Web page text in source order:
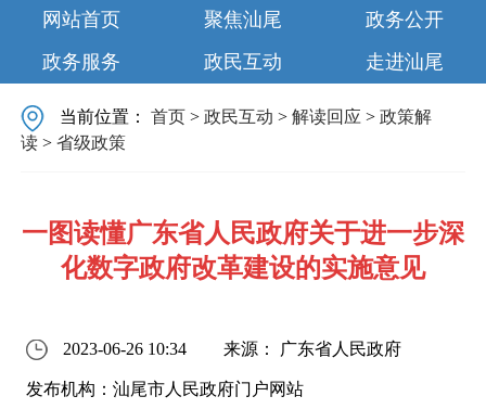
网站首页 聚焦汕尾
政务公开
政务服务
政民互动 走进汕尾
当前位置：首页 >政民互动 >解读回应 >政策解
读 >省级政策
一图读懂广东省人民政府关于进一步深
化数字政府改革建设的实施意见
2023-06-26 10:34 来源： 广东省人民政府
发布机构：汕尾市人民政府门户网站